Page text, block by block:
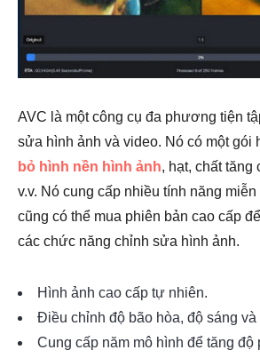
AVC là một công cụ đa phương tiện
sửa hình ảnh và video. Nó có một gói
bỏ hình nền hình ảnh, hạt, chất
v.v. Nó cung cấp nhiều tính năng
cũng có thể mua phiên bản cao cấp
các chức năng chỉnh sửa hình ảnh.
Hình ảnh cao cấp tự nhiên.
Điều chỉnh độ bão hòa, độ sáng
Cung cấp năm mô hình để tăng độ